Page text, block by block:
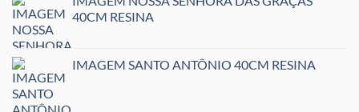
40CM RESINA
IMAGEM SANTO ANTÔNIO 40CM RESINA